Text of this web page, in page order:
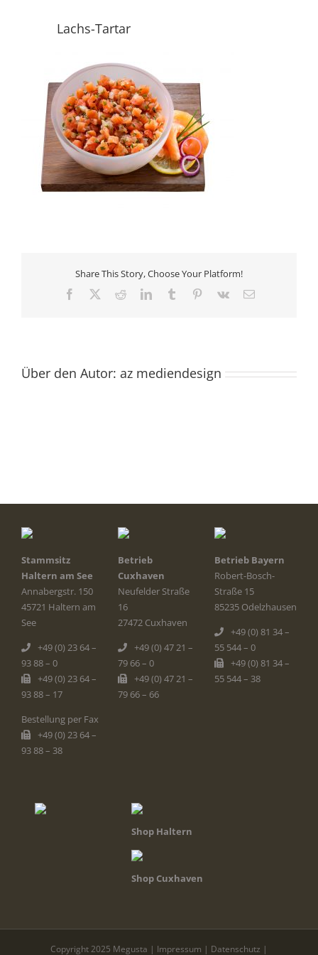
Lachs-Tartar
Share This Story, Choose Your Platform!
Facebook RedditLinkedInTumblr Pinterest
Vk
E-
Über den Autor: az mediendesign
Stammsitz
Haltern am See
Annabergstr. 150
45721 Haltern am
See
+49 (0) 23 64 –
93 88 – 0
+49 (0) 23 64 –
93 88 – 17
Bestellung per Fax
+49 (0) 23 64 –
93 88 – 38
Betrieb
Cuxhaven
Neufelder Straße
16
27472 Cuxhaven
+49 (0) 47 21 –
79 66 – 0
+49 (0) 47 21 –
79 66 – 66
Betrieb Bayern
Robert-Bosch-
Straße 15
85235 Odelzhausen
+49 (0) 81 34 –
55 544 – 0
+49 (0) 81 34 –
55 544 – 38
Shop Haltern
Shop Cuxhaven
Copyright 2025 Megusta | Impressum | Datenschutz |